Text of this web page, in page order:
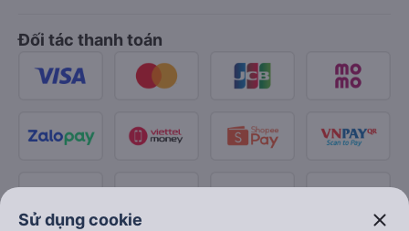
Đối tác thanh toán
Sử dụng cookie close